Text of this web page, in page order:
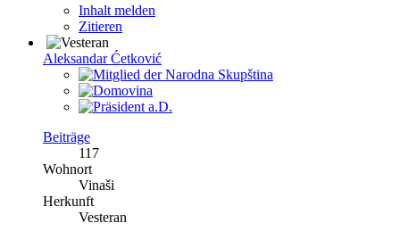
Inhalt melden
Zitieren
Aleksandar Ćetković
Beiträge
117
Wohnort
Vinaši
Herkunft
Vesteran